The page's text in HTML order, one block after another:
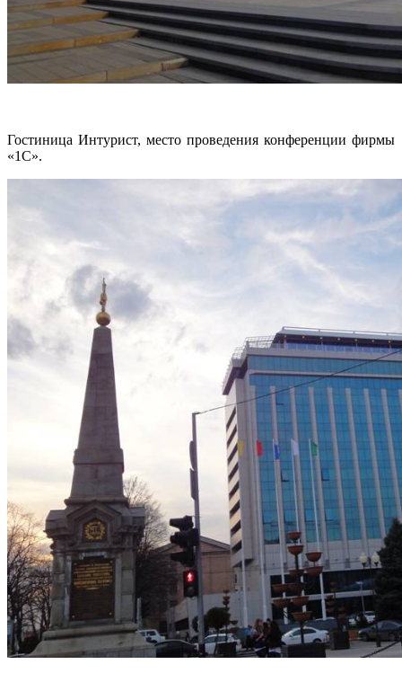
Гостиница Интурист, место проведения конференции фирмы
«1С».